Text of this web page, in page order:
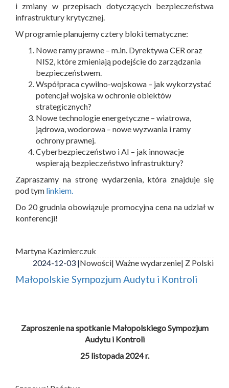
i zmiany w przepisach dotyczących bezpieczeństwa
infrastruktury krytycznej.
W programie planujemy cztery bloki tematyczne:
Nowe ramy prawne – m.in. Dyrektywa CER oraz
NIS2, które zmieniają podejście do zarządzania
bezpieczeństwem.
Współpraca cywilno-wojskowa – jak wykorzystać
potencjał wojska w ochronie obiektów
strategicznych?
Nowe technologie energetyczne – wiatrowa,
jądrowa, wodorowa – nowe wyzwania i ramy
ochrony prawnej.
Cyberbezpieczeństwo i AI – jak innowacje
wspierają bezpieczeństwo infrastruktury?
Zapraszamy na stronę wydarzenia, która znajduje się
pod tym linkiem.
Do 20 grudnia obowiązuje promocyjna cena na udział w
konferencji!
Martyna Kazimierczuk
2024-12-03 |Nowości| Ważne wydarzenie| Z Polski
Małopolskie Sympozjum Audytu i Kontroli
Zaproszenie na spotkanie Małopolskiego Sympozjum
Audytu i Kontroli
25 listopada 2024 r.